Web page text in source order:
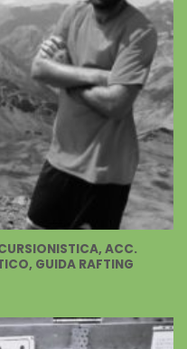
ACC.
GUIDA RAFTING